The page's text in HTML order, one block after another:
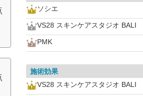
ソシエ
VS28 スキンケアスタジオ BALI
PMK
施術効果
VS28 スキンケアスタジオ BALI